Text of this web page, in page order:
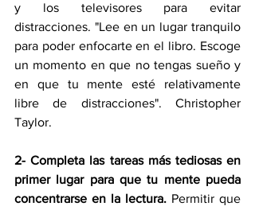
y los televisores para evitar
distracciones. "Lee en un lugar tranquilo
para poder enfocarte en el libro. Escoge
un momento en que no tengas sueño y
en que tu mente esté relativamente
libre de distracciones". Christopher
Taylor.
2- Completa las tareas más tediosas en
primer lugar para que tu mente pueda
concentrarse en la lectura. Permitir que